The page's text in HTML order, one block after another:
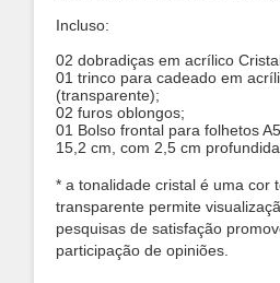
Incluso:
02 dobradiças em acrílico
01 trinco para cadeado em
(transparente);
02 furos oblongos;
01 Bolso frontal para folhetos
15,2 cm, com 2,5 cm
* a tonalidade cristal é uma cor
transparente permite
pesquisas de satisfação
participação de opiniões.